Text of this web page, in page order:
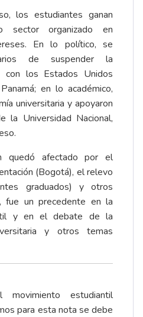
los estudiantes ganan
sector organizado en
En lo político, se
de suspender la
con los Estados Unidos
en lo académico,
universitaria y apoyaron
la Universidad Nacional,
quedó afectado por el
(Bogotá), el relevo
graduados) y otros
fue un precedente en la
y en el debate de la
y otros temas
estudiantil
para esta nota se debe